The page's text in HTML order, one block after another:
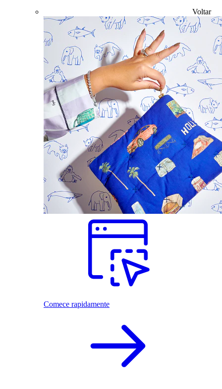
Voltar
Comece rapidamente